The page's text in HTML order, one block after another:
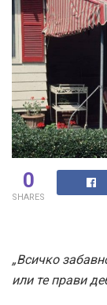
0
SHARES
„Всичко
или те прави